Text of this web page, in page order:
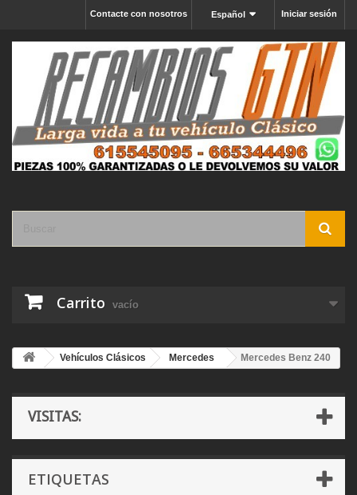
Iniciar sesión
Español
Contacte con nosotros
Carrito vacío
Vehículos Clásicos Mercedes Mercedes Benz 240
VISITAS:
ETIQUETAS